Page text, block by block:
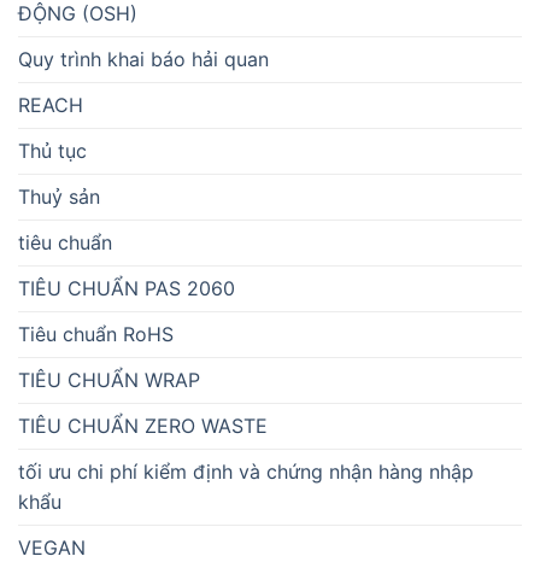
ĐỘNG (OSH)
Quy trình khai báo hải quan
REACH
Thủ tục
Thuỷ sản
tiêu chuẩn
TIÊU CHUẨN PAS 2060
Tiêu chuẩn RoHS
TIÊU CHUẨN WRAP
TIÊU CHUẨN ZERO WASTE
tối ưu chi phí kiểm định và chứng nhận hàng nhập
khẩu
VEGAN